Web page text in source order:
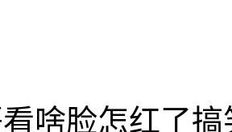
啥脸怎红了